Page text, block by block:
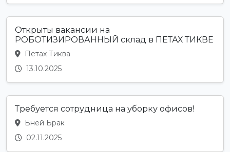
Открыты вакансии на
РОБОТИЗИРОВАННЫЙ склад в ПЕТАХ ТИКВЕ
Петах Тиква
13.10.2025
Требуется сотрудница на уборку офисов!
Бней Брак
02.11.2025